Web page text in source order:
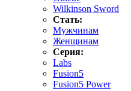
Wilkinson Sword
Стать:
Мужчинам
Женщинам
Серия:
Labs
Fusion5
Fusion5 Power